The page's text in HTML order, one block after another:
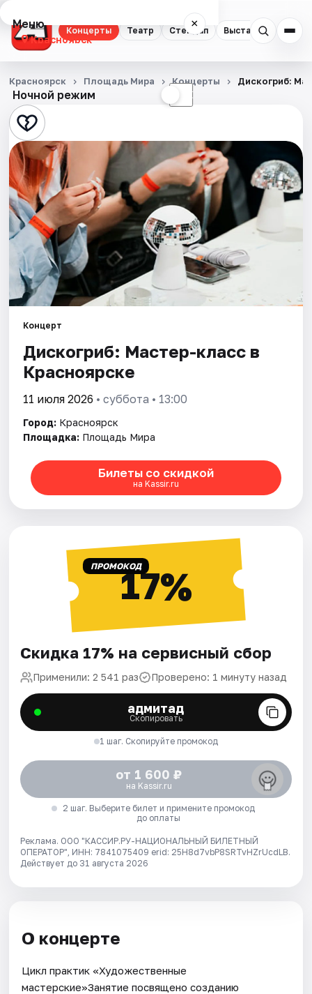
Концерты Театр Стендап Выставки
Меню ×
Красноярск
Концерты
Театр
Стендап
Выставки
Квесты
Экскурсии
Спорт
События
Города
Площадки
Рейтинги
Ночной режим ☾
Красноярск Площадь Мира Концерты Дискогриб:
Концерт
Дискогриб: Мастер-класс в
Красноярске
11 июля 2026 • суббота • 13:00
Город: Красноярск
Площадка: Площадь Мира
Билеты со скидкой
на Kassir.ru
ПРОМОКОД17%
Скидка 17% на сервисный сбор
Применили: 2 541 раз Проверено: 1 минуту назад
адмитад
Скопировать
1 шаг. Скопируйте промокод
от 1 600 ₽
на Kassir.ru
2 шаг. Выберите билет и примените промокод
до оплаты
Реклама. ООО "КАССИР.РУ-НАЦИОНАЛЬНЫЙ БИЛЕТНЫЙ
ОПЕРАТОР", ИНН: 7841075409 erid: 25H8d7vbP8SRTvHZrUcdLB.
Действует до 31 августа 2026
О концерте
Цикл практик «Художественные
мастерские»Занятие посвящено созданию